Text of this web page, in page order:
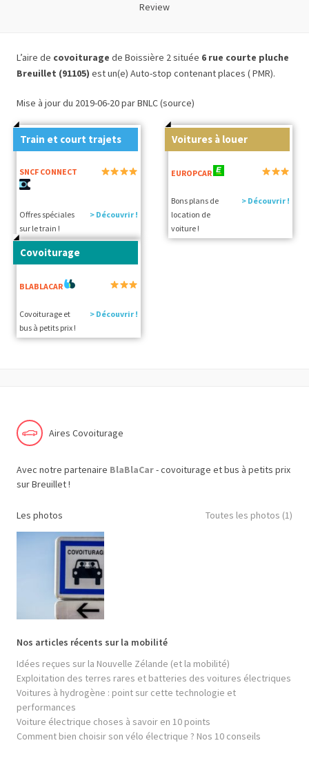
Review
L’aire de covoiturage de Boissière 2 située 6 rue courte pluche
Breuillet (91105) est un(e) Auto-stop contenant places ( PMR).
Mise à jour du 2019-06-20 par BNLC (source)
Train et court trajets
SNCF CONNECT
Offres spéciales
sur le train !
> Découvrir !
Voitures à louer
EUROPCAR
Bons plans de
location de
voiture !
> Découvrir !
Covoiturage
BLABLACAR
Covoiturage et
bus à petits prix !
> Découvrir !
Aires Covoiturage
Avec notre partenaire BlaBlaCar- covoiturage et bus à petits prix
sur Breuillet !
Les photos Toutes les photos (1)
Nos articles récents sur la mobilité
Idées reçues sur la Nouvelle Zélande (et la mobilité)
Exploitation des terres rares et batteries des voitures électriques
Voitures à hydrogène : point sur cette technologie et
performances
Voiture électrique choses à savoir en 10 points
Comment bien choisir son vélo électrique ? Nos 10 conseils